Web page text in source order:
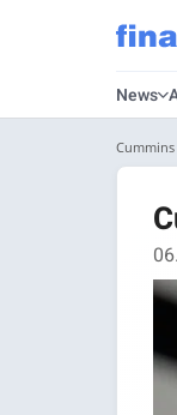
News